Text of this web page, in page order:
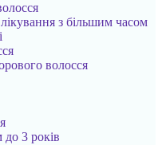
з більшим часом
волосся
до 3 років